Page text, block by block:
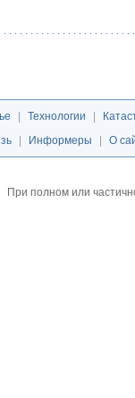
| Технологии |
| Информеры | О
При полном или